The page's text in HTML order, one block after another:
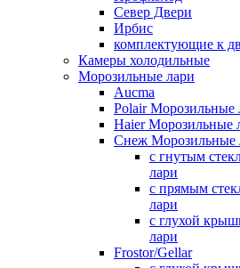
Север Двери
Ирбис
комплектующие к
Камеры холодильные
Морозильные лари
Aucma
Polair Морозильные
Haier Морозильные
Снеж Морозильные
с гнутым
лари
с прямым
лари
с глухой
лари
Frostor/Gellar